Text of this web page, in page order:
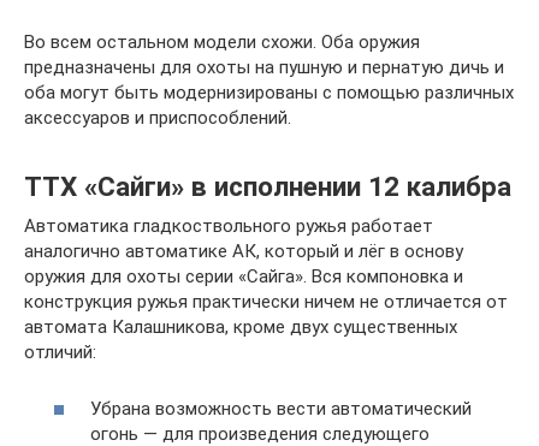
Во всем остальном модели схожи. Оба оружия
предназначены для охоты на пушную и пернатую дичь и
оба могут быть модернизированы с помощью различных
аксессуаров и приспособлений.
ТТХ «Сайги» в исполнении 12 калибра
Автоматика гладкоствольного ружья работает
аналогично автоматике АК, который и лёг в основу
оружия для охоты серии «Сайга». Вся компоновка и
конструкция ружья практически ничем не отличается от
автомата Калашникова, кроме двух существенных
отличий:
Убрана возможность вести автоматический
огонь — для произведения следующего